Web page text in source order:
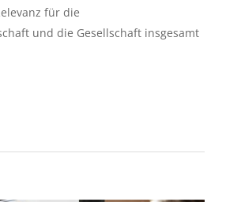
für die
und die Gesellschaft insgesamt